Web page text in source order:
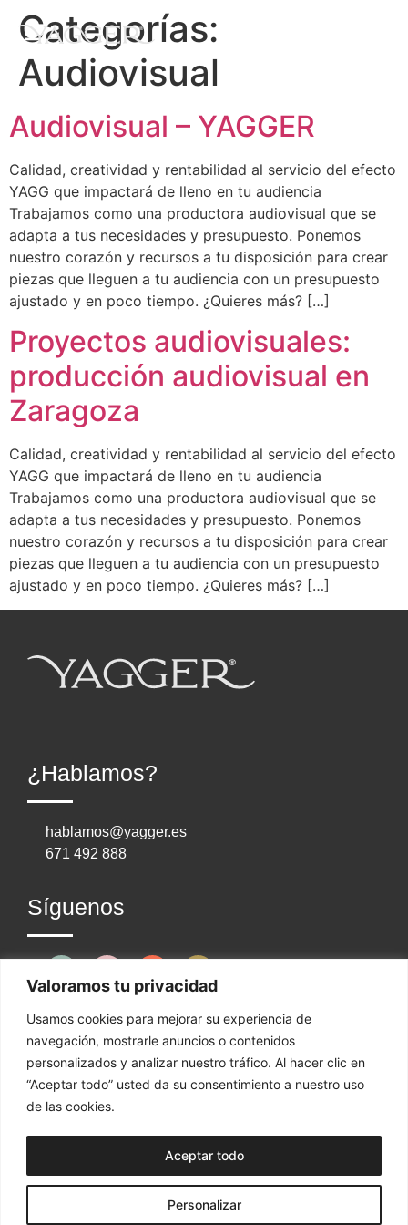
Valoramos tu privacidad
Usamos cookies para mejorar su experiencia de
navegación, mostrarle anuncios o contenidos
personalizados y analizar nuestro tráfico. Al hacer clic en
“Aceptar todo” usted da su consentimiento a nuestro uso
de las cookies.
Personalizar
Aceptar todo
Categorías:
Audiovisual
Audiovisual – YAGGER
Calidad, creatividad y rentabilidad al servicio del efecto
YAGG que impactará de lleno en tu audiencia
Trabajamos como una productora audiovisual que se
adapta a tus necesidades y presupuesto. Ponemos
nuestro corazón y recursos a tu disposición para crear
piezas que lleguen a tu audiencia con un presupuesto
ajustado y en poco tiempo. ¿Quieres más? […]
Proyectos audiovisuales:
producción audiovisual en
Zaragoza
Calidad, creatividad y rentabilidad al servicio del efecto
YAGG que impactará de lleno en tu audiencia
Trabajamos como una productora audiovisual que se
adapta a tus necesidades y presupuesto. Ponemos
nuestro corazón y recursos a tu disposición para crear
piezas que lleguen a tu audiencia con un presupuesto
ajustado y en poco tiempo. ¿Quieres más? […]
¿Hablamos?
hablamos@yagger.es
671 492 888
Síguenos
¿Dónde estamos?
ZARAGOZA | TENERIFE | MADRID | MÁLAGA
Aviso legal·Política de privacidad